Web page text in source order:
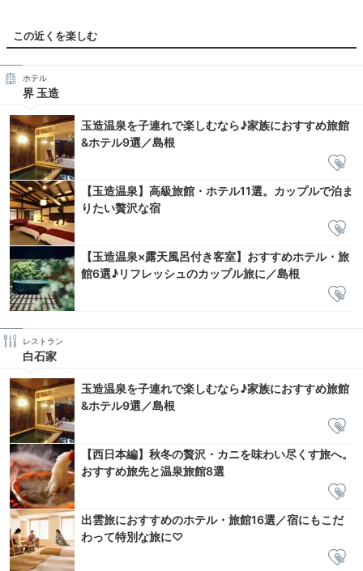
この近くを楽しむ
ホテル
界 玉造
玉造温泉を子連れで楽しむなら♪家族におすすめ旅館
&ホテル9選／島根
【玉造温泉】高級旅館・ホテル11選。カップルで泊ま
りたい贅沢な宿
【玉造温泉×露天風呂付き客室】おすすめホテル・旅
館6選♪リフレッシュのカップル旅に／島根
レストラン
白石家
玉造温泉を子連れで楽しむなら♪家族におすすめ旅館
&ホテル9選／島根
【西日本編】秋冬の贅沢・カニを味わい尽くす旅へ。
おすすめ旅先と温泉旅館8選
出雲旅におすすめのホテル・旅館16選／宿にもこだ
わって特別な旅に♡